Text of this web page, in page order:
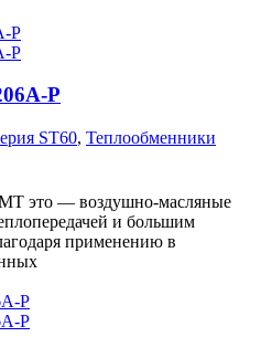
P
ST60, Теплообменники
это — воздушно-масляные
и большим
применению в